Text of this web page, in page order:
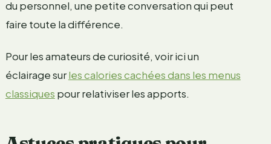
du personnel, une petite conversation qui peut
faire toute la différence.
Pour les amateurs de curiosité, voir ici un
éclairage surles calories cachées dans les menus
classiques pour relativiser les apports.